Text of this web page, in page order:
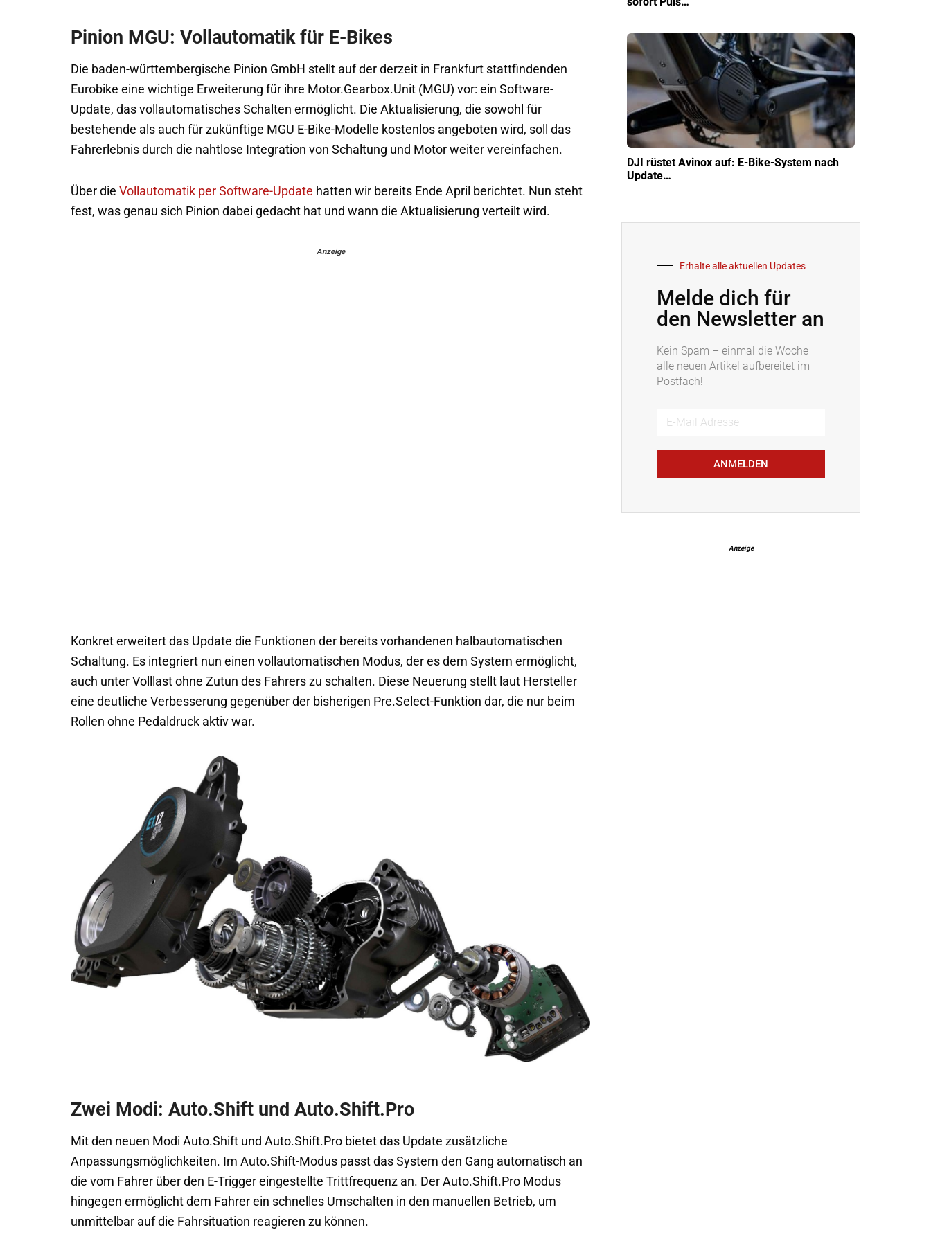
Pinion MGU: Vollautomatik für E-Bikes
Die baden-württembergische Pinion GmbH stellt auf der derzeit in Frankfurt stattfindenden
Eurobike eine wichtige Erweiterung für ihre Motor.Gearbox.Unit (MGU) vor: ein Software-
Update, das vollautomatisches Schalten ermöglicht. Die Aktualisierung, die sowohl für
bestehende als auch für zukünftige MGU E-Bike-Modelle kostenlos angeboten wird, soll das
Fahrerlebnis durch die nahtlose Integration von Schaltung und Motor weiter vereinfachen.
Über die Vollautomatik per Software-Update hatten wir bereits Ende April berichtet. Nun steht
fest, was genau sich Pinion dabei gedacht hat und wann die Aktualisierung verteilt wird.
Anzeige
Konkret erweitert das Update die Funktionen der bereits vorhandenen halbautomatischen
Schaltung. Es integriert nun einen vollautomatischen Modus, der es dem System ermöglicht,
auch unter Volllast ohne Zutun des Fahrers zu schalten. Diese Neuerung stellt laut Hersteller
eine deutliche Verbesserung gegenüber der bisherigen Pre.Select-Funktion dar, die nur beim
Rollen ohne Pedaldruck aktiv war.
Zwei Modi: Auto.Shift und Auto.Shift.Pro
Mit den neuen Modi Auto.Shift und Auto.Shift.Pro bietet das Update zusätzliche
Anpassungsmöglichkeiten. Im Auto.Shift-Modus passt das System den Gang automatisch an
die vom Fahrer über den E-Trigger eingestellte Trittfrequenz an. Der Auto.Shift.Pro Modus
hingegen ermöglicht dem Fahrer ein schnelles Umschalten in den manuellen Betrieb, um
unmittelbar auf die Fahrsituation reagieren zu können.
DJI rüstet Avinox auf: E-Bike-System nach
Update…
Erhalte alle aktuellen Updates
Melde dich für
den Newsletter an
Kein Spam – einmal die Woche
alle neuen Artikel aufbereitet im
Postfach!
ANMELDEN
Anzeige